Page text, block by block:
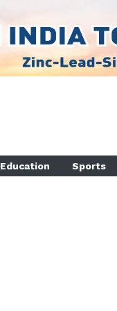
Education Sports